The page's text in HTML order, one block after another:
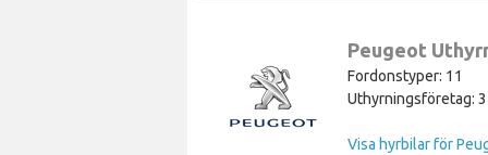
Peugeot
Fordonstyper: 11
Uthyrningsföretag:
Visa hyrbilar för